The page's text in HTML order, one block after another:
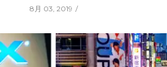
8月 03, 2019